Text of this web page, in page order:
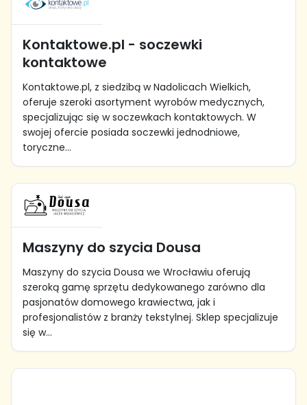
Kontaktowe.pl - soczewki
kontaktowe
Kontaktowe.pl, z siedzibą w Nadolicach Wielkich,
oferuje szeroki asortyment wyrobów medycznych,
specjalizując się w soczewkach kontaktowych. W
swojej ofercie posiada soczewki jednodniowe,
toryczne...
Maszyny do szycia Dousa
Maszyny do szycia Dousa we Wrocławiu oferują
szeroką gamę sprzętu dedykowanego zarówno dla
pasjonatów domowego krawiectwa, jak i
profesjonalistów z branży tekstylnej. Sklep specjalizuje
się w...